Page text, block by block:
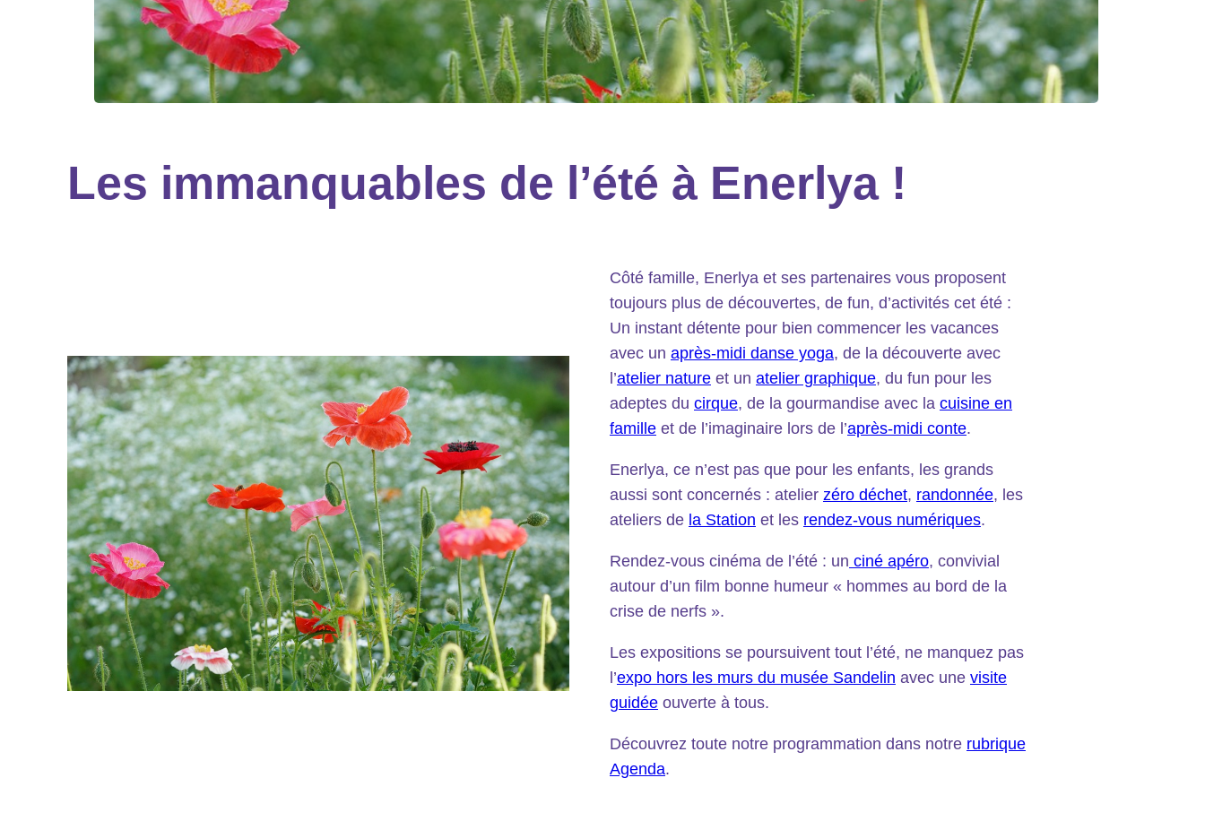
Les immanquables de l’été à Enerlya !
Côté famille, Enerlya et ses partenaires vous proposent
toujours plus de découvertes, de fun, d’activités cet été :
Un instant détente pour bien commencer les vacances
avec un après-midi danse yoga, de la découverte avec
l’atelier natureet un atelier graphique, du fun pour les
adeptes du cirque, de la gourmandise avec la cuisine en
familleet de l’imaginaire lors de l’après-midi conte.
Enerlya, ce n’est pas que pour les enfants, les grands
aussi sont concernés : atelier zéro déchet, randonnée, les
ateliers de la Station et les rendez-vous numériques.
Rendez-vous cinéma de l’été : un ciné apéro, convivial
autour d’un film bonne humeur « hommes au bord de la
crise de nerfs ».
Les expositions se poursuivent tout l’été, ne manquez pas
l’expo hors les murs du musée Sandelin avec une visite
guidéeouverte à tous.
Découvrez toute notre programmation dans notre rubrique
Agenda.